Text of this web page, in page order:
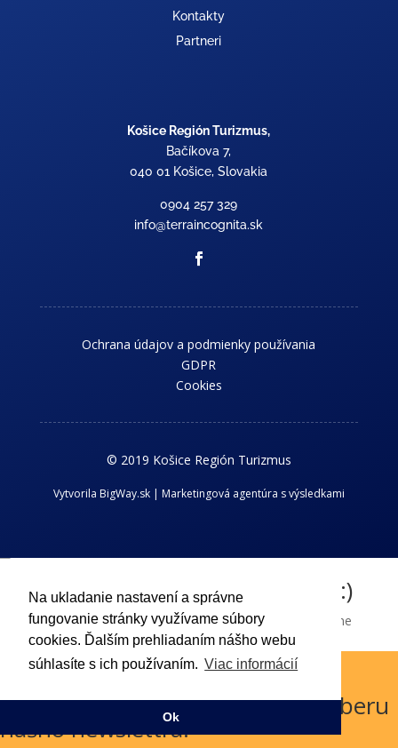
Na ukladanie nastavení a správne
fungovanie stránky využívame súbory
cookies. Ďalším prehliadaním nášho webu
súhlasíte s ich používaním. Viac informácií
Ok
Kontakty
Partneri
Košice Región Turizmus,
Bačíkova 7,
040 01 Košice, Slovakia
0904 257 329
info@terraincognita.sk
Ochrana údajov a podmienky používania
GDPR
Cookies
© 2019 Košice Región Turizmus
Vytvorila BigWay.sk | Marketingová agentúra s výsledkami
Chcem dostávať novinky z kraja :)
Príhlaste sa k odberu nášho newslettra a dostávajte aktuálne
informácie o dianí v Košickom regióne.
Boli ste úspešne prihlásený k odberu
nášho newslettra.